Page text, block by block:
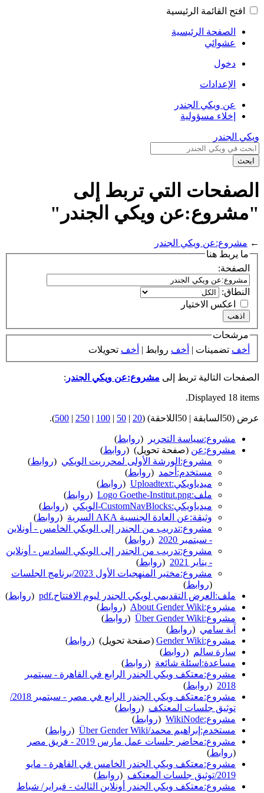
افتح القائمة الرئيسية
الصفحة الرئيسية
عشوائي
دخول
الإعدادات
عن ويكي الجندر
إخلاء مسؤولية
ويكي الجندر
ابحث
الصفحات التي تربط إلى
"مشروع:عن ويكي الجندر"
← مشروع:عن ويكي الجندر
ما يربط هنا
الصفحة:
النطاق:
اعكس الاختيار
مرشحات
أخف تضمينات | أخف روابط | أخف تحويلات
الصفحات التالية تربط إلى مشروع:عن ويكي الجندر :
Displayed 18 items.
عرض (50السابقة | 50اللاحقة) ( 20
|
50
|
100
|
250
|
500
).
مشروع:سياسة التحرير (روابط)
مشروع:عن (صفحة تحويل) ‏ (روابط)
مشروع:الورشة الأولى لمحرريت الويكي (روابط)
مستخدم:أحمد (روابط)
ميدياويكي:Uploadtext
(روابط)
ملف:Logo Goethe-Institut.png
(روابط)
ميدياويكي:CustomNavBlocks-الويكي
(روابط)
وثيقة:عن العادة الجنسية AKA السرية
(روابط)
مشروع:تدريب من الجندر إلى الويكي الخامس - أونلاين
- سبتمبر 2020
(روابط)
مشروع:تدريب من الجندر إلى الويكي السادس - أونلاين
- يناير 2021
(روابط)
مشروع:مختبر المنهجيات الأول 2023/برنامج الجلسات
(روابط)
ملف:العرض التقديمي لويكي الجندر ليوم الافتتاح.pdf
(روابط)
مشروع:About Gender Wiki
(روابط)
مشروع:Über Gender Wiki
(روابط)
آية سامي (روابط)
مشروع:Gender Wiki
(صفحة تحويل) ‏ (روابط)
سارة سالم (روابط)
مساعدة:اسئلة شائعة (روابط)
مشروع:معتكف ويكي الجندر الرابع في القاهرة - سبتمبر
2018
(روابط)
مشروع:معتكف ويكي الجندر الرابع في مصر - سبتمبر 2018/
توثيق جلسات المعتكف (روابط)
مشروع:WikiNode
(روابط)
مستخدم:إبراهيم محمد/Über Gender Wiki
(روابط)
مشروع:محاضر جلسات عمل مارس 2019 - فريق مصر
(روابط)
مشروع:معتكف ويكي الجندر الخامس في القاهرة - مايو
2019/توثيق جلسات المعتكف
(روابط)
مشروع:معتكف ويكي الجندر أونلاين الثالث - فبراير/ شباط